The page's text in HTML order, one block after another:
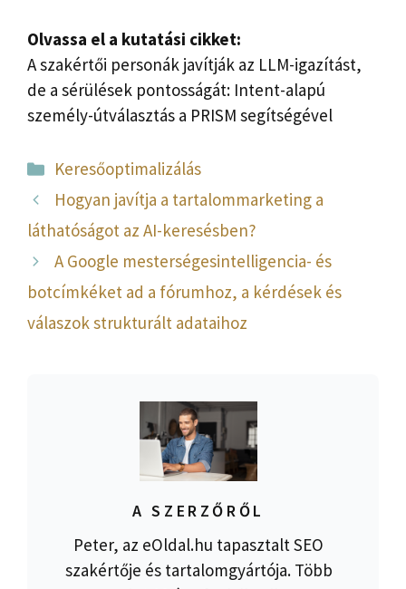
Olvassa el a kutatási cikket:
A szakértői personák javítják az LLM-igazítást,
de a sérülések pontosságát: Intent-alapú
személy-útválasztás a PRISM segítségével
Kategória
Keresőoptimalizálás
Hogyan javítja a tartalommarketing a
láthatóságot az AI-keresésben?
A Google mesterségesintelligencia- és
botcímkéket ad a fórumhoz, a kérdések és
válaszok strukturált adataihoz
A SZERZŐRŐL
Peter, az eOldal.hu tapasztalt SEO
szakértője és tartalomgyártója. Több